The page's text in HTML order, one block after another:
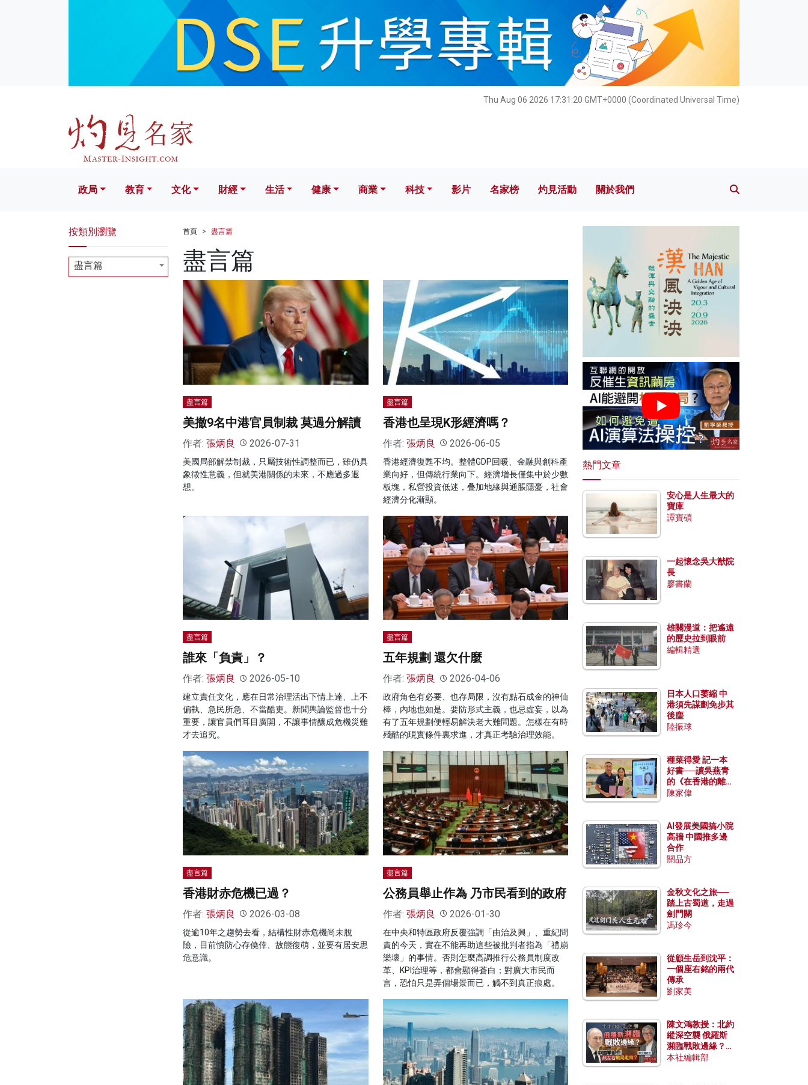
Thu Aug 06 2026 17:31:22 GMT+0000 (Coordinated Universal Time)
文化 財經 生活 健康 科技 影片 名家榜 灼見活動 關於我們
政局 教育 文化 財經 生活 健康 商業 科技 影片 名家榜 灼見活動 關於我們
首頁 盡言篇
盡言篇
盡言篇
美撤9名中港官員制裁 莫過分解讀
作者: 張炳良 2026-07-31
美國局部解禁制裁，只屬技術性調整而已，雖仍具
象徵性意義，但就美港關係的未來，不應過多遐
想。
盡言篇
香港也呈現K形經濟嗎？
作者: 張炳良 2026-06-05
香港經濟復甦不均。整體GDP回暖、金融與創科產
業向好，但傳統行業向下。經濟增長僅集中於少數
板塊，私營投資低迷，叠加地緣與通脹隱憂，社會
經濟分化漸顯。
盡言篇
誰來「負責」？
作者: 張炳良 2026-05-10
建立責任文化，應在日常治理活出下情上達、上不
偏執、急民所急、不當酷吏。新聞輿論監督也十分
重要，讓官員們耳目廣開，不讓事情釀成危機災難
才去追究。
盡言篇
五年規劃 還欠什麼
作者: 張炳良 2026-04-06
政府角色有必要、也存局限，沒有點石成金的神仙
棒，內地也如是。要防形式主義，也忌虛妄，以為
有了五年規劃便輕易解決老大難問題。怎樣在有時
殘酷的現實條件裏求進，才真正考驗治理效能。
盡言篇
香港財赤危機已過？
作者: 張炳良 2026-03-08
從逾10年之趨勢去看，結構性財赤危機尚未脫
險，目前慎防心存僥倖、故態復萌，並要有居安思
危意識。
盡言篇
公務員舉止作為 乃市民看到的政府
作者: 張炳良 2026-01-30
在中央和特區政府反覆強調「由治及興」、重紀問
責的今天，實在不能再助這些被批判者指為「禮崩
樂壞」的事情。否則怎麼高調推行公務員制度改
革、KPI治理等，都會顯得蒼白；對廣大市民而
言，恐怕只是弄個場景而已，觸不到真正痕處。
按類別瀏覽
盡言篇
熱門文章
安心是人生最大的
寶庫
譚寶碩
一起懷念吳大猷院
長
廖書蘭
雄關漫道：把遙遠
的歷史拉到眼前
編輯精選
日本人口萎縮 中
港須先謀劃免步其
後塵
陸振球
種菜得愛 記一本
好書──讀吳燕青
的《在香港的離島
種菜》
陳家偉
AI發展美國搞小院
高牆 中國推多邊
合作
關品方
金秋文化之旅──
踏上古蜀道，走過
劍門關
馮珍今
從顧生岳到沈平：
一個座右銘的兩代
傳承
劉家美
陳文鴻教授：北約
縱深空襲 俄羅斯
瀕臨戰敗邊緣？中
國零部件能左右戰
本社編輯部